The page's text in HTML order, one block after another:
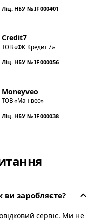
Ліц. НБУ № IF 000401
Credit7
ТОВ «ФК Кредит 7»
Ліц. НБУ № IF 000056
Moneyveo
ТОВ «Манівео»
Ліц. НБУ № IF 000038
заробляєте?
сервіс. Ми не